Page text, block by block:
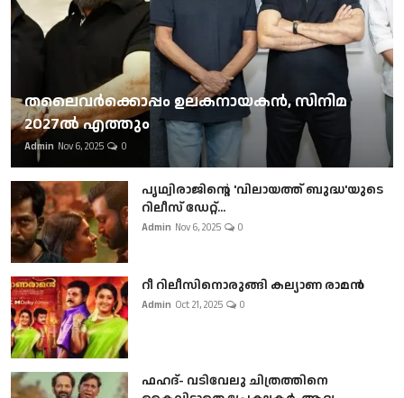
തലൈവര്‍ക്കൊപ്പം ഉലകനായകന്‍, സിനിമ
2027ല്‍ എത്തും
Admin Nov 6, 2025 0
പൃഥ്വിരാജിന്റെ 'വിലായത്ത് ബുദ്ധ'യുടെ
റിലീസ് ഡേറ്റ്...
Admin Nov 6, 2025 0
റീ റിലീസിനൊരുങ്ങി കല്യാണ രാമൻ
Admin Oct 21, 2025 0
ഫഹദ്- വടിവേലു ചിത്രത്തിനെ